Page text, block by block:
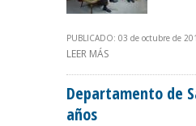
PUBLICADO: 03 de octubre de
LEER MÁS
Departamento de
años